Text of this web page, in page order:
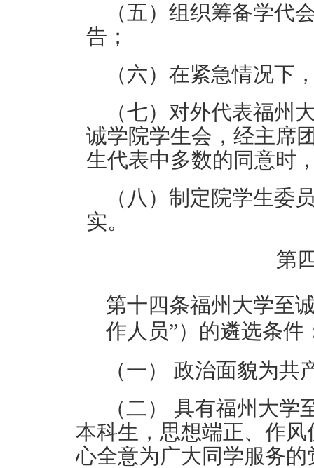
（五） 组织筹备学代
告；
（六） 在紧急情况下
（七） 对外代表福州
诚学院学生会，经主席
生代表中多数的同意时
（八） 制定院学生委
实。
第
第十四条福州大学至
作人员”）的遴选条件
（一） 政治面貌为共
（二） 具有福州大学
本科生，思想端正、作
心全意为广大同学服务的